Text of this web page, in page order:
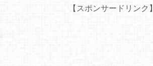
【スポンサードリンク】